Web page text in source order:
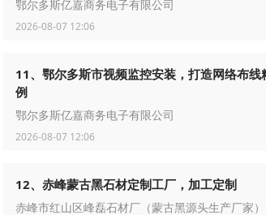
鄂尔多斯亿嘉商务电子有限公司
2026-08-07 12:06
11、鄂尔多斯市视频监控安装，打造网络布线
例
鄂尔多斯亿嘉商务电子有限公司
2026-08-07 12:06
12、赤峰蒙古黑石材定制工厂，加工定制
赤峰市红山区峰磊石材厂（蒙古黑源头生产厂家）